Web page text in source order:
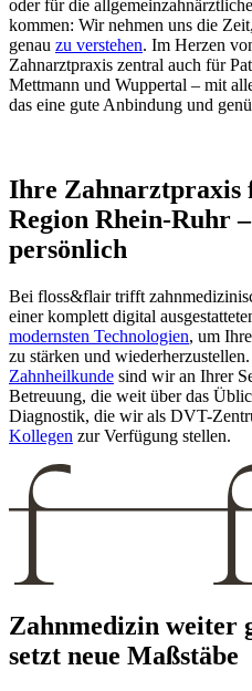
oder für die
kommen: Wir nehmen uns die
genau zu verstehen. Im Herzen
Zahnarztpraxis zentral auch für
Mettmann und Wuppertal – mit
das eine gute Anbindung und
Ihre Zahnarztpraxis
Region Rhein-Ruhr
persönlich
Bei floss&flair trifft
einer komplett digital
modernsten Technologien, um
zu stärken und
Zahnheilkunde sind wir an Ihrer
Betreuung, die weit über das
Diagnostik, die wir als DVT-
Kollegen zur Verfügung stellen.
Zahnmedizin weiter
setzt neue Maßstäbe